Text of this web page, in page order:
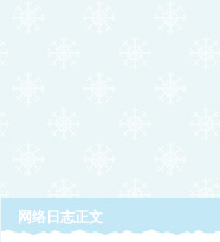
网络日志正文